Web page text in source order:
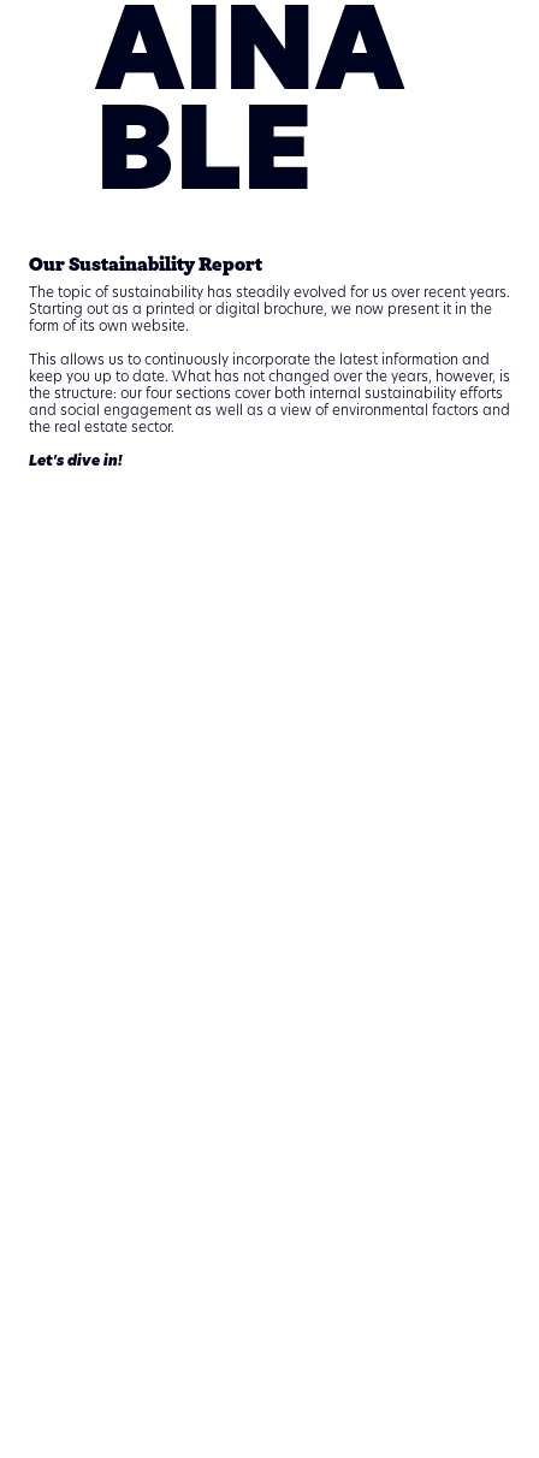
AINA
BLE
Our Sustainability Report
The topic of sustainability has steadily evolved for us over recent years.
Starting out as a printed or digital brochure, we now present it in the
form of its own website.
This allows us to continuously incorporate the latest information and
keep you up to date. What has not changed over the years, however, is
the structure: our four sections cover both internal sustainability efforts
and social engagement as well as a view of environmental factors and
the real estate sector.
Let's dive in!